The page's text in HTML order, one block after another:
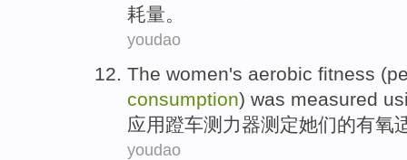
耗量。
youdao
The women's aerobic fitness (
consumption) was measured
应用蹬车测力器测定她们的有氧
youdao